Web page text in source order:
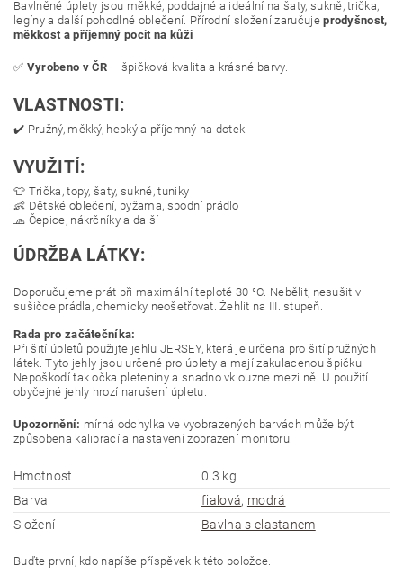
Bavlněné úplety jsou měkké, poddajné a ideální na šaty, sukně, trička,
legíny a další pohodlné oblečení. Přírodní složení zaručujeprodyšnost,
měkkost a příjemný pocit na kůži
✅ Vyrobeno v ČR – špičková kvalita a krásné barvy.
VLASTNOSTI:
✔️ Pružný, měkký, hebký a příjemný na dotek
VYUŽITÍ:
👕 Trička, topy, šaty, sukně, tuniky
👶 Dětské oblečení, pyžama, spodní prádlo
🧢 Čepice, nákrčníky a další
ÚDRŽBA LÁTKY:
Doporučujeme prát při maximální teplotě 30 °C. Nebělit, nesušit v
sušičce prádla, chemicky neošetřovat. Žehlit na III. stupeň.
Rada pro začátečníka:
Při šití úpletů použijte jehlu JERSEY, která je určena pro šití pružných
látek. Tyto jehly jsou určené pro úplety a mají zakulacenou špičku.
Nepoškodí tak očka pleteniny a snadno vklouzne mezi ně. U použití
obyčejné jehly hrozí narušení úpletu.
Upozornění: mírná odchylka ve vyobrazených barvách může být
způsobena kalibrací a nastavení zobrazení monitoru.
Hmotnost
0.3 kg
Barva
fialová, modrá
Složení
Bavlna s elastanem
Buďte první, kdo napíše příspěvek k této položce.